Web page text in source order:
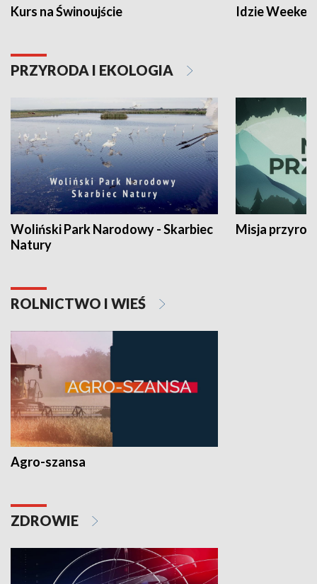
Kurs na Świnoujście Idzie
PRZYRODA I EKOLOGIA
Woliński Park Narodowy - Skarbiec
Natury
Misja
ROLNICTWO I WIEŚ
Agro-szansa
ZDROWIE